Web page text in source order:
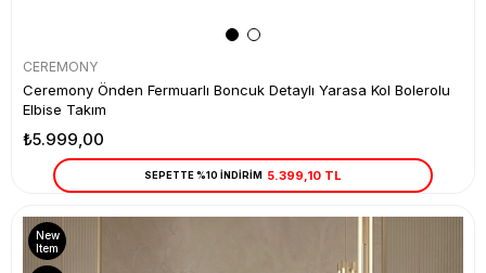
CEREMONY
Ceremony Önden Fermuarlı Boncuk Detaylı Yarasa Kol Bolerolu
Elbise Takım
₺5.999,00
SEPETTE %10 İNDİRİM 5.399,10 TL
New
Item